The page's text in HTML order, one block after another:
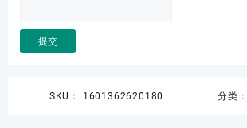
SKU： 1601362620180 分类：